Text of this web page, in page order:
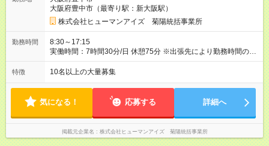
同じです。
大阪府豊中市（最寄り駅：新大阪駅）
株式会社ヒューマンアイズ 菊陽統括事業所
勤務時間
8:30～17:15
実働時間：7時間30分/日 休憩75分 ※出張先により勤務時間の変
更があります 時間外労働：月あたり25時間程度あり
特徴 10名以上の大量募集
気になる！ 応募する 詳細へ
掲載元企業名 株式会社ヒューマンアイズ 菊陽統括事業所